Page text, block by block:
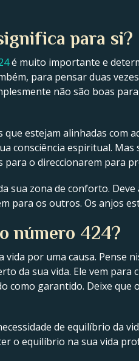
para si?
é muito importante e
para pensar duas
não são boas
que estejam alinhadas
consciência espiritual.
para o direccionarem para
sua zona de conforto.
para os outros. Os anjos
número 424?
por uma causa. Pense
da sua vida. Ele vem
como garantido. Deixe
de equilíbrio da
o equilíbrio na sua vida